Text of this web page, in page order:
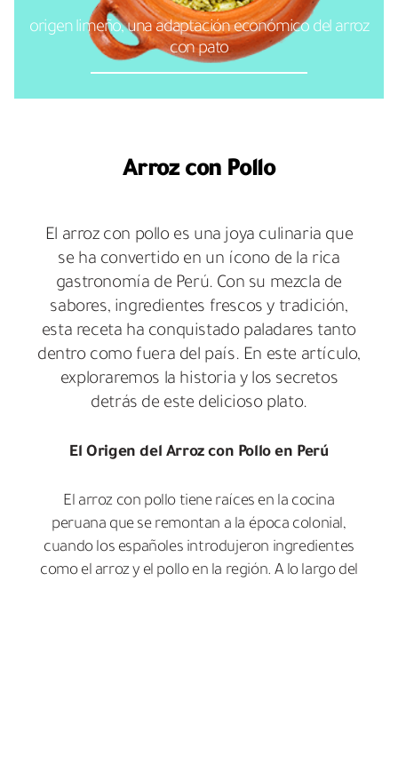
origen limeño, una adaptación económico del arroz
con pato
Arroz con Pollo
El arroz con pollo es una joya culinaria que
se ha convertido en un ícono de la rica
gastronomía de Perú. Con su mezcla de
sabores, ingredientes frescos y tradición,
esta receta ha conquistado paladares tanto
dentro como fuera del país. En este artículo,
exploraremos la historia y los secretos
detrás de este delicioso plato.
El Origen del Arroz con Pollo en Perú
El arroz con pollo tiene raíces en la cocina
peruana que se remontan a la época colonial,
cuando los españoles introdujeron ingredientes
como el arroz y el pollo en la región. A lo largo del